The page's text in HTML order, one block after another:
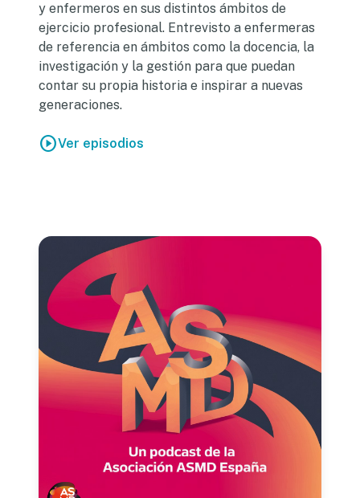
y enfermeros en sus distintos ámbitos de
ejercicio profesional. Entrevisto a enfermeras
de referencia en ámbitos como la docencia, la
investigación y la gestión para que puedan
contar su propia historia e inspirar a nuevas
generaciones.
play_circleVer episodios